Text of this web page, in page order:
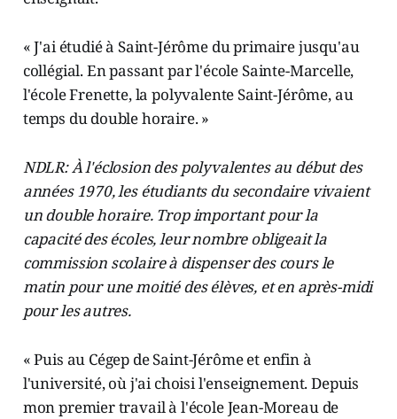
« J'ai étudié à Saint-Jérôme du primaire jusqu'au
collégial. En passant par l'école Sainte-Marcelle,
l'école Frenette, la polyvalente Saint-Jérôme, au
temps du double horaire. »
NDLR: À l'éclosion des polyvalentes au début des
années 1970, les étudiants du secondaire vivaient
un double horaire. Trop important pour la
capacité des écoles, leur nombre obligeait la
commission scolaire à dispenser des cours le
matin pour une moitié des élèves, et en après-midi
pour les autres.
« Puis au Cégep de Saint-Jérôme et enfin à
l'université, où j'ai choisi l'enseignement. Depuis
mon premier travail à l'école Jean-Moreau de